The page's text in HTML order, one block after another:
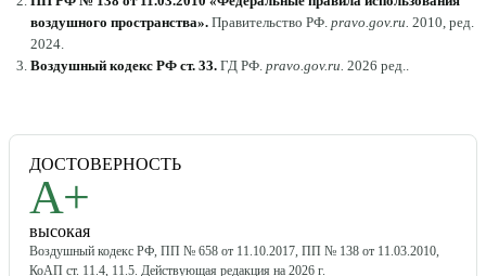
воздушного пространства». Правительство РФ pravo.gov.ru 2010, ред.
2024
Воздушный кодекс РФ ст. 33. ГД РФ pravo.gov.ru 2026 ред.
ДОСТОВЕРНОСТЬ
A+
высокая
Воздушный кодекс РФ, ПП № 658 от 11.10.2017, ПП № 138 от 11.03.2010,
КоАП ст. 11.4, 11.5. Действующая редакция на 2026 г.